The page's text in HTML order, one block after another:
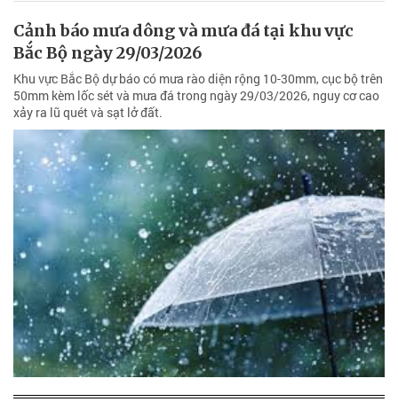
Cảnh báo mưa dông và mưa đá tại khu vực
Bắc Bộ ngày 29/03/2026
Khu vực Bắc Bộ dự báo có mưa rào diện rộng 10-30mm, cục bộ trên
50mm kèm lốc sét và mưa đá trong ngày 29/03/2026, nguy cơ cao
xảy ra lũ quét và sạt lở đất.